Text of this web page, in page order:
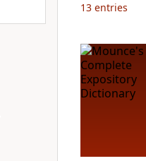
13 entries